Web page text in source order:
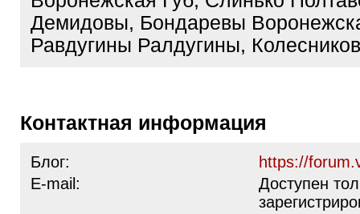
Демидовы, Бондаревы
Равдугины Ралдугины,
Контактная информация
Блог:
https://
E-mail:
Доступен